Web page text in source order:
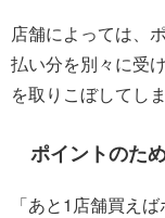
店舗によっては、
払い分を別々に受
を取りこぼしてし
ポイントのた
「あと1店舗買え